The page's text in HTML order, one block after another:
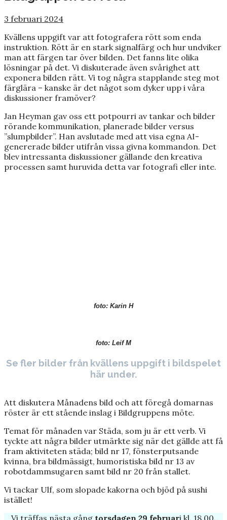
3 februari 2024
Kvällens uppgift var att fotografera rött som enda
instruktion. Rött är en stark signalfärg och hur undviker
man att färgen tar över bilden. Det fanns lite olika
lösningar på det. Vi diskuterade även svårighet att
exponera bilden rätt. Vi tog några stapplande steg mot
färglära – kanske är det något som dyker upp i våra
diskussioner framöver?
Jan Heyman gav oss ett potpourri av tankar och bilder
rörande kommunikation, planerade bilder versus
”slumpbilder”. Han avslutade med att visa egna AI-
genererade bilder utifrån vissa givna kommandon. Det
blev intressanta diskussioner gällande den kreativa
processen samt huruvida detta var fotografi eller inte.
foto: Karin H
foto: Leif M
Se fler bilder från kvällens uppgift i bildspelet
här under.
Att diskutera Månadens bild och att föregå domarnas
röster är ett stående inslag i Bildgruppens möte.
Temat för månaden var Städa, som ju är ett verb. Vi
tyckte att några bilder utmärkte sig när det gällde att få
fram aktiviteten städa; bild nr 17, fönsterputsande
kvinna, bra bildmässigt, humoristiska bild nr 13 av
robotdammsugaren samt bild nr 20 från stallet.
Vi tackar Ulf, som slopade kakorna och bjöd på sushi
istället!